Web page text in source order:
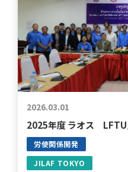
2026.03.01
2025年度 ラオス LFTU
労使関係開発
JILAF TOKYO